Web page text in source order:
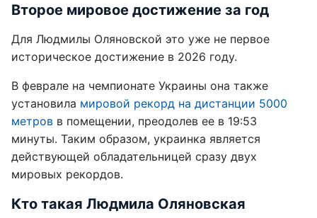
Второе мировое достижение за год
Для Людмилы Оляновской это уже не первое
историческое достижение в 2026 году.
В феврале на чемпионате Украины она также
установила мировой рекорд на дистанции 5000
метров в помещении, преодолев ее в 19:53
минуты. Таким образом, украинка является
действующей обладательницей сразу двух
мировых рекордов.
Кто такая Людмила Оляновская